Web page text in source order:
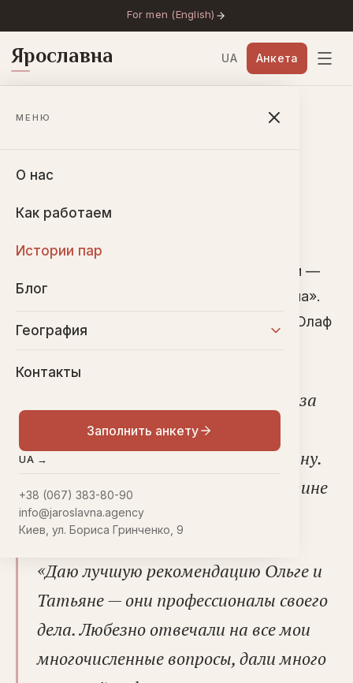
For men (English)
Ярославна UA Анкета
МЕНЮ
О нас
Как работаем
Истории пар
Блог
География
Контакты
Заполнить анкету
UA →
+38 (067) 383-80-90
info@jaroslavna.agency
Киев, ул. Бориса Гринченко, 9
Виталина из Украины и Олаф из Германии —
одна из первых пар агентства «Ярославна».
Их история началась в 2013 году, когда Олаф
Хочу поблагодарить агентство за
прекрасный сервис, который я
получил за время поездки в Украину.
Работа вашего агентства поистине
впечатляет», — говорит Олаф.
«Даю лучшую рекомендацию Ольге и
Татьяне — они профессионалы своего
дела. Любезно отвечали на все мои
многочисленные вопросы, дали много